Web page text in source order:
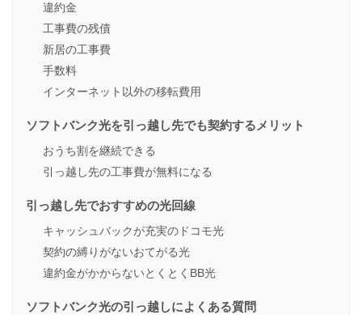
違約金
工事費の残債
新居の工事費
手数料
インターネット以外の移転費用
ソフトバンク光を引っ越し先でも契約するメリット
おうち割を継続できる
引っ越し先の工事費が無料になる
引っ越し先でおすすめの光回線
キャッシュバックが充実のドコモ光
契約の縛りがないおてがる光
違約金がかからないとくとくBB光
ソフトバンク光の引っ越しによくある質問